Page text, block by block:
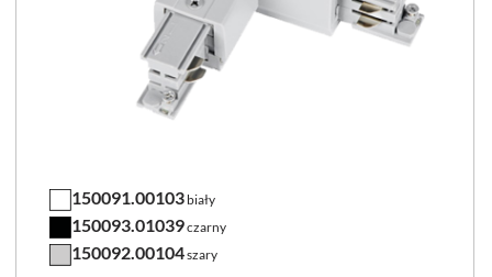
150091.00103 biały
150093.01039czarny
150092.00104szary